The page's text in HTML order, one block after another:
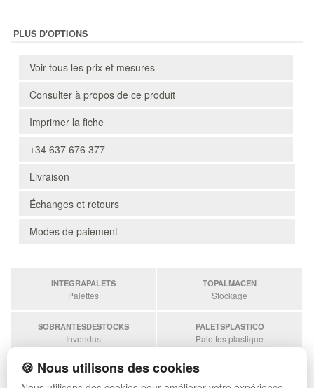
PLUS D'OPTIONS
Voir tous les prix et mesures
Consulter à propos de ce produit
Imprimer la fiche
+34 637 676 377
Livraison
Échanges et retours
Modes de paiement
INTEGRAPALETS
Palettes
TOPALMACEN
Stockage
SOBRANTESDESTOCKS
Invendus
PALETSPLASTICO
Palettes plastique
ESTANTERIASKIT
Estanterias
🍪 Nous utilisons des cookies